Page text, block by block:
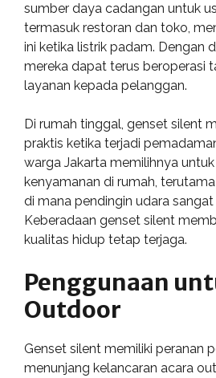
sumber daya cadangan untuk
termasuk restoran dan toko,
ini ketika listrik padam. Dengan
mereka dapat terus beroperasi
layanan kepada pelanggan.
Di rumah tinggal, genset silent
praktis ketika terjadi
warga Jakarta memilihnya
kenyamanan di rumah,
di mana pendingin udara sangat
Keberadaan genset silent
kualitas hidup tetap terjaga.
Penggunaan
Outdoor
Genset silent memiliki peranan
menunjang kelancaran acara